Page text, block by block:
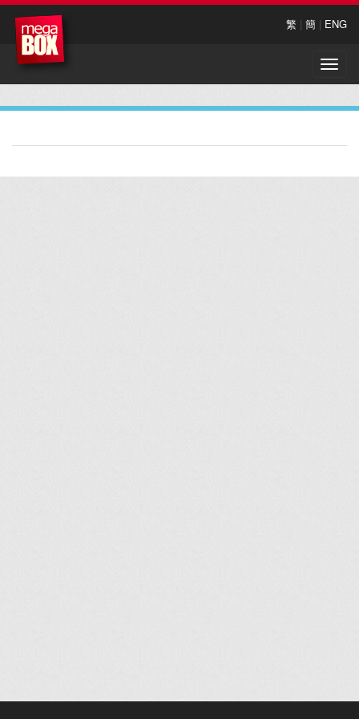
繁 | 簡 | ENG
Toggle